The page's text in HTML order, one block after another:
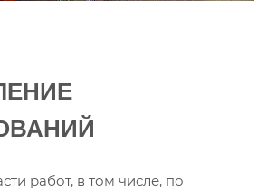
работ, в том числе, по